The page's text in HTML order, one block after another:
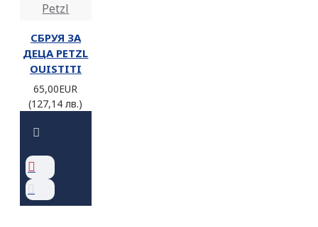
Petzl
СБРУЯ ЗА
ДЕЦА PETZL
OUISTITI
65,00EUR
(127,14 лв.)